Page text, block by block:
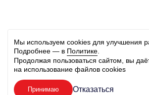
Мы используем cookies для улучшения
Подробнее — в Политике
Продолжая пользоваться сайтом, вы
на использование файлов cookies
Принимаю Отказаться